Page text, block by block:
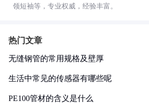
领短袖等，专业权威，经验丰富。
热门文章
无缝钢管的常用规格及壁厚
生活中常见的传感器有哪些呢
PE100管材的含义是什么